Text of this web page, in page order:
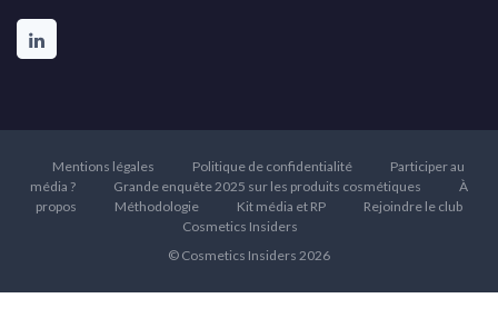
Mentions légales Politique de confidentialité
Participer au
média ?
Grande enquête 2025 sur les produits cosmétiques
À
propos
Méthodologie Kit média et RP
Rejoindre le club
Cosmetics Insiders
© Cosmetics Insiders 2026